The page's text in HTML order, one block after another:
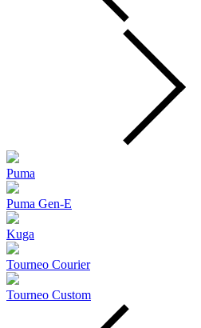
Puma
Puma Gen‑E
Kuga
Tourneo Courier
Tourneo Custom